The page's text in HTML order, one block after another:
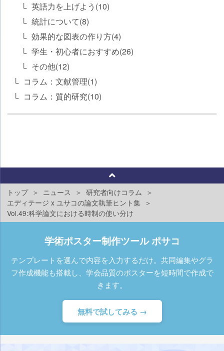
英語力を上げよう(10)
統計について(8)
効果的な図表の作り方(4)
学生・初心者におすすめ(26)
その他(12)
コラム：文献管理(1)
コラム：質的研究(10)
トップ ニュース
研究者向けコラム
エディテージ x ユサコの論文執筆ヒント集
Vol.49:科学論文における時制の使い分け
学術ポスター制作ツール ポサコ
テンプレートを選んで内容を入力するだけ。共同編集やグラ
フ作成機能も搭載し、学会品質のポスターを短時間で作成で
きます。
無料で試してみる →